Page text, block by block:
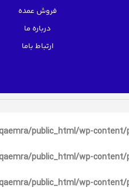
فروش عمده
درباره ما
ارتباط باما
public_html/wp-
public_html/wp-
public_html/wp-